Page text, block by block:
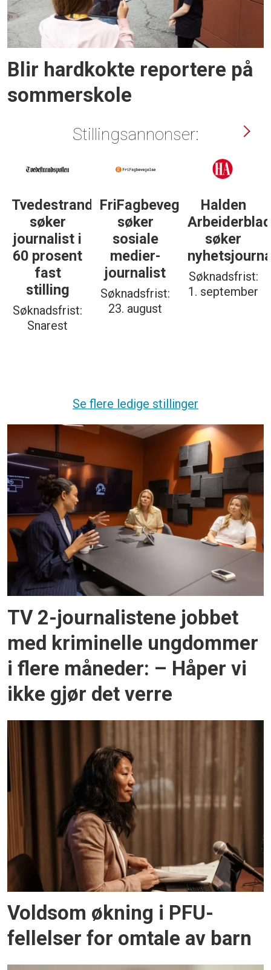
Blir hardkokte reportere på
sommerskole
Stillingsannonser:
Tvedestrandsposten
søker
journalist i
60 prosent
fast
stilling
Søknadsfrist:
Snarest
FriFagbevegelse
søker
sosiale
medier-
journalist
Søknadsfrist:
23. august
Halden
Arbeiderblad
søker
Søknadsfrist:
1. september
Se flere ledige stillinger
TV 2-journalistene jobbet
med kriminelle ungdommer
i flere måneder: – Håper vi
ikke gjør det verre
Voldsom økning i PFU-
fellelser for omtale av barn